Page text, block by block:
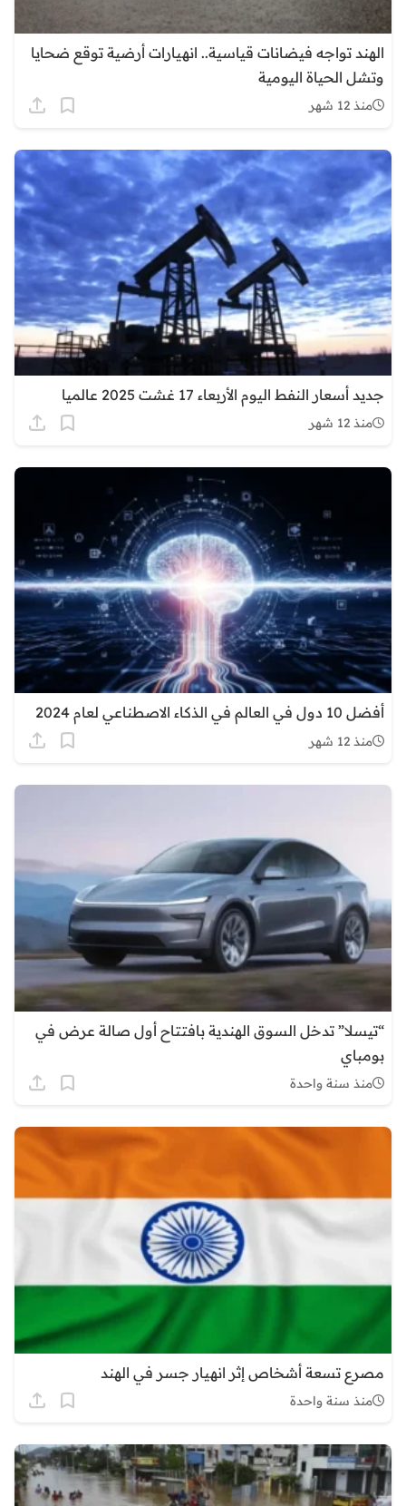
الهند تواجه فيضانات قياسية.. انهيارات أرضية توقع ضحايا
وتشل الحياة اليومية
منذ 12 شهر
جديد أسعار النفط اليوم الأربعاء 17 غشت 2025 عالميا
منذ 12 شهر
أفضل 10 دول في العالم في الذكاء الاصطناعي لعام 2024
منذ 12 شهر
“تيسلا” تدخل السوق الهندية بافتتاح أول صالة عرض في
بومباي
منذ سنة واحدة
مصرع تسعة أشخاص إثر انهيار جسر في الهند
منذ سنة واحدة